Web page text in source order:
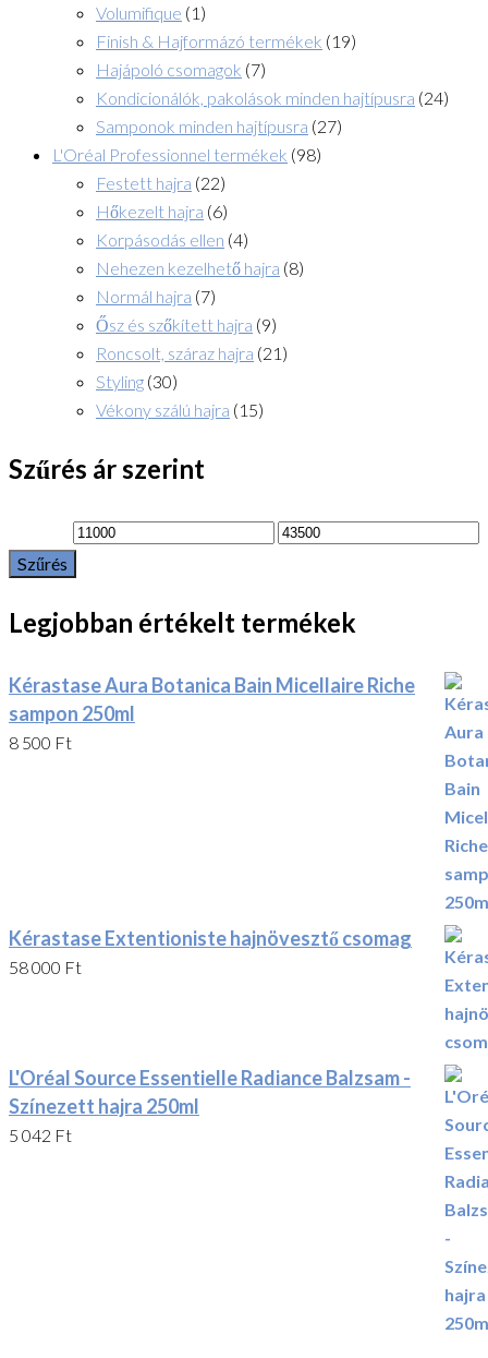
Volumifique (1)
Finish & Hajformázó termékek (19)
Hajápoló csomagok (7)
Kondicionálók, pakolások minden hajtípusra (24)
Samponok minden hajtípusra (27)
L'Oréal Professionnel termékek (98)
Festett hajra (22)
Hőkezelt hajra (6)
Korpásodás ellen (4)
Nehezen kezelhető hajra (8)
Normál hajra (7)
Ősz és szőkített hajra (9)
Roncsolt, száraz hajra (21)
Styling (30)
Vékony szálú hajra (15)
Szűrés ár szerint
Min
Max
Szűrés
Legjobban értékelt termékek
Kérastase Aura Botanica Bain Micellaire Riche
sampon 250ml
8 500 Ft
Kérastase Extentioniste hajnövesztő csomag
58 000 Ft
L'Oréal Source Essentielle Radiance Balzsam -
Színezett hajra 250ml
5 042 Ft